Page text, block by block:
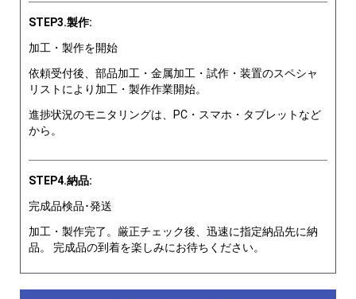
STEP3.製作:
加工・製作を開始
依頼受付後、部品加工・金属加工・試作・装置のスペシャ
リストにより加工・製作作業開始。
進捗状況のモニタリングは、PC・スマホ・タブレットなど
から。
STEP4.納品:
完成品検品･発送
加工・製作完了。厳正チェック後、迅速に指定納品先に納
品。 完成品の到着を楽しみにお待ちください。